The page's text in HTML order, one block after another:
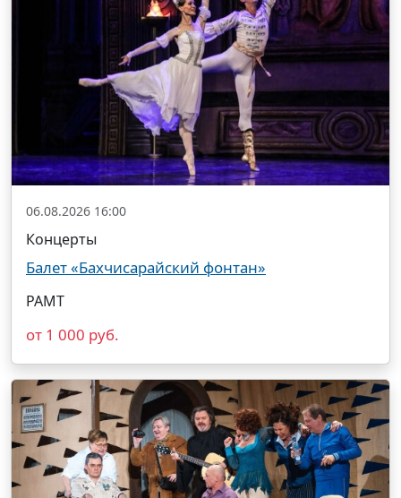
06.08.2026 16:00
Концерты
Балет «Бахчисарайский фонтан»
РАМТ
от 1 000 руб.